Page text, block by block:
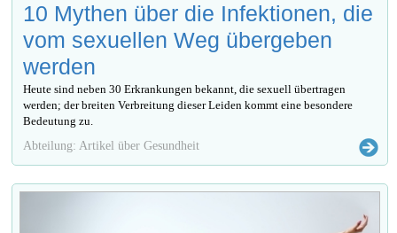
10 Mythen über die Infektionen, die
vom sexuellen Weg übergeben
werden
Heute sind neben 30 Erkrankungen bekannt, die sexuell übertragen
werden; der breiten Verbreitung dieser Leiden kommt eine besondere
Bedeutung zu.
Abteilung: Artikel über Gesundheit